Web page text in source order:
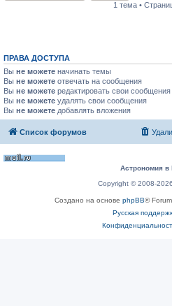
1 тема •
ПРАВА ДОСТУПА
Вы не можете начинать темы
Вы не можете отвечать на сообщения
Вы не можете редактировать свои сообщения
Вы не можете удалять свои сообщения
Вы не можете добавлять вложения
Список форумов
Астрономия в
Copyright © 2008-
Создано на основе phpBB®
Русская